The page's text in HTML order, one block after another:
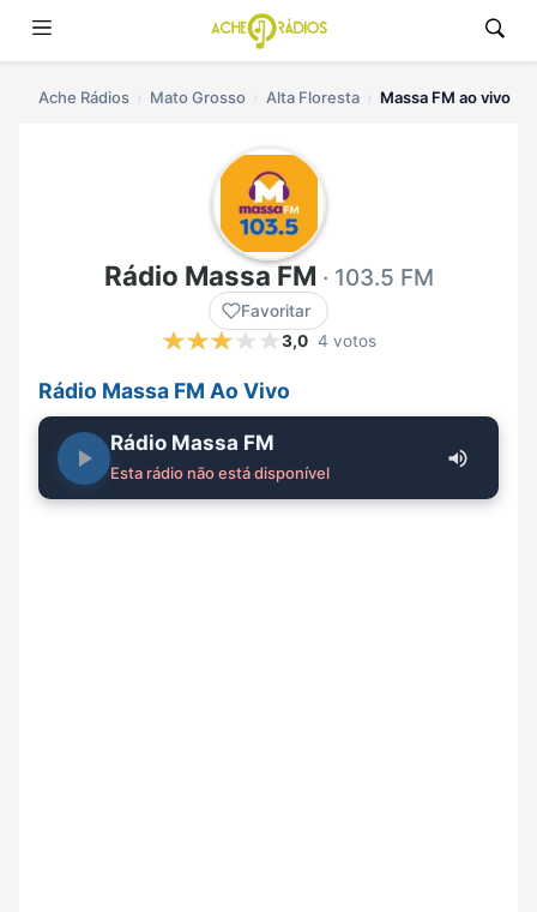
Ache Rádios Mato Grosso Alta Floresta Massa FM ao vivo
Rádio Massa FM · 103.5 FM
Favoritar
3,0 4 votos
Rádio Massa FM Ao Vivo
Rádio Massa FM
Esta rádio não está disponível